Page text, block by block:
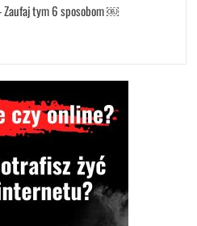
Zaufaj tym 6 sposobom ￼